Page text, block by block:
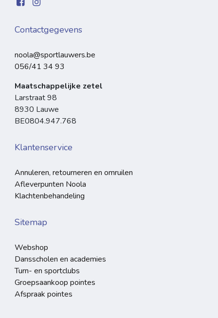
Contactgegevens
noola@sportlauwers.be
056/41 34 93
Maatschappelijke zetel
Larstraat 98
8930 Lauwe
BE0804.947.768
Klantenservice
Annuleren, retourneren en omruilen
Afleverpunten Noola
Klachtenbehandeling
Sitemap
Webshop
Dansscholen en academies
Turn- en sportclubs
Groepsaankoop pointes
Afspraak pointes